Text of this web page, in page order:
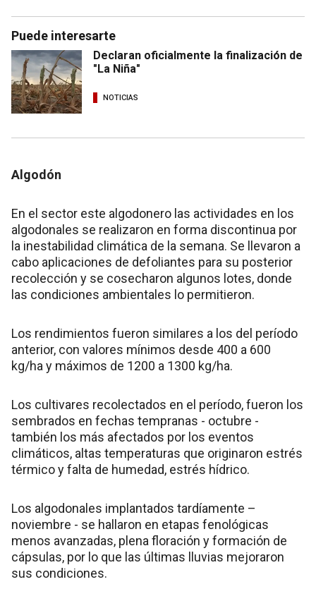
Puede interesarte
Declaran oficialmente la finalización de
"La Niña"
NOTICIAS
Algodón
En el sector este algodonero las actividades en los
algodonales se realizaron en forma discontinua por
la inestabilidad climática de la semana. Se llevaron a
cabo aplicaciones de defoliantes para su posterior
recolección y se cosecharon algunos lotes, donde
las condiciones ambientales lo permitieron.
Los rendimientos fueron similares a los del período
anterior, con valores mínimos desde 400 a 600
kg/ha y máximos de 1200 a 1300 kg/ha.
Los cultivares recolectados en el período, fueron los
sembrados en fechas tempranas - octubre -
también los más afectados por los eventos
climáticos, altas temperaturas que originaron estrés
térmico y falta de humedad, estrés hídrico.
Los algodonales implantados tardíamente –
noviembre - se hallaron en etapas fenológicas
menos avanzadas, plena floración y formación de
cápsulas, por lo que las últimas lluvias mejoraron
sus condiciones.